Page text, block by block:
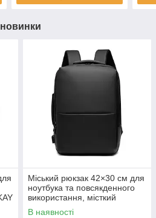
новинки
Міський рюкзак 42×30 см для
ноутбука та повсякденного
використання, місткий
чорний KAY
В наявності